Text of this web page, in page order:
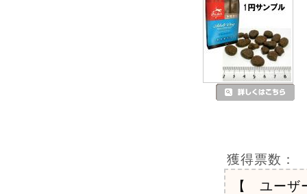
獲得票数：
【 ユーザ